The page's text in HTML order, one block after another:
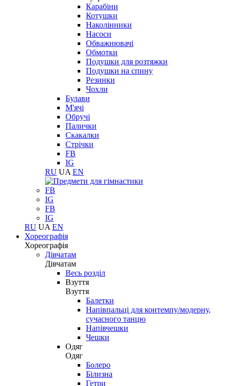
Карабіни
Котушки
Наколінники
Насоси
Обважнювачі
Обмотки
Подушки для розтяжки
Подушки на спину
Резинки
Чохли
Булави
М'ячі
Обручі
Палички
Скакалки
Стрічки
FB
IG
RU UA EN
FB
IG
FB
IG
RU UA EN
Хореографія
Хореографія
Дівчатам
Дівчатам
Весь розділ
Взуття
Взуття
Балетки
Напівпальці для контемпу/модерну,
сучасного танцю
Напівчешки
Чешки
Одяг
Одяг
Болеро
Білизна
Гетри